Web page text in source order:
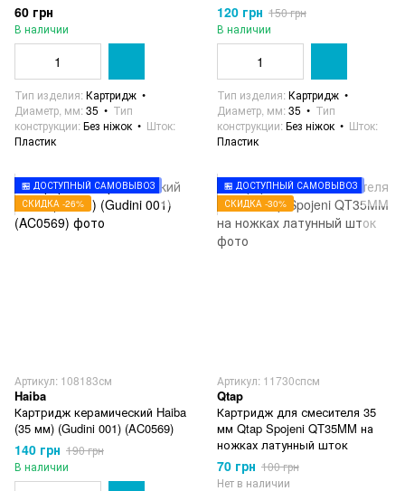
60 грн
В наличии
Тип изделия Картридж
Диаметр, мм 35
Тип
конструкции Без ніжок
Шток
Пластик
120 грн 150 грн
В наличии
Тип изделия Картридж
Диаметр, мм 35
Тип
конструкции Без ніжок
Шток
Пластик
🏪 ДОСТУПНЫЙ САМОВЫВОЗ
СКИДКА -26%
Артикул: 108183см
Haiba
Картридж керамический Haiba
(35 мм) (Gudini 001) (AC0569)
140 грн 190 грн
В наличии
🏪 ДОСТУПНЫЙ САМОВЫВОЗ
СКИДКА -30%
Артикул: 11730спсм
Qtap
Картридж для смесителя 35
мм Qtap Spojeni QT35MM на
ножках латунный шток
70 грн 100 грн
Нет в наличии